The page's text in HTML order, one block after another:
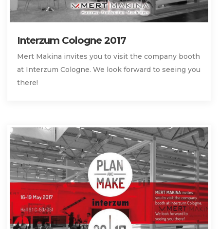
Interzum Cologne 2017
Mert Makina invites you to visit the company booth
at Interzum Cologne. We look forward to seeing you
there!